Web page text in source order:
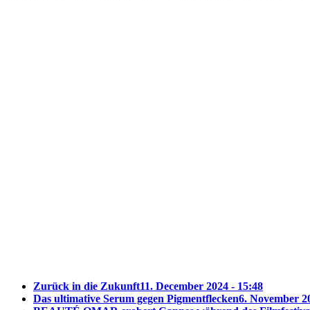
Zurück in die Zukunft11. December 2024 - 15:48
Das ultimative Serum gegen Pigmentflecken6. November